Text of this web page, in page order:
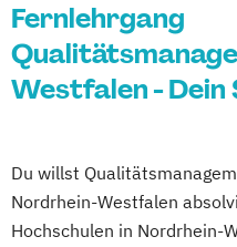
Fernlehrgang
Westfalen -
Du willst
Nordrhein-Westfalen
Hochschulen in Nordrhein-